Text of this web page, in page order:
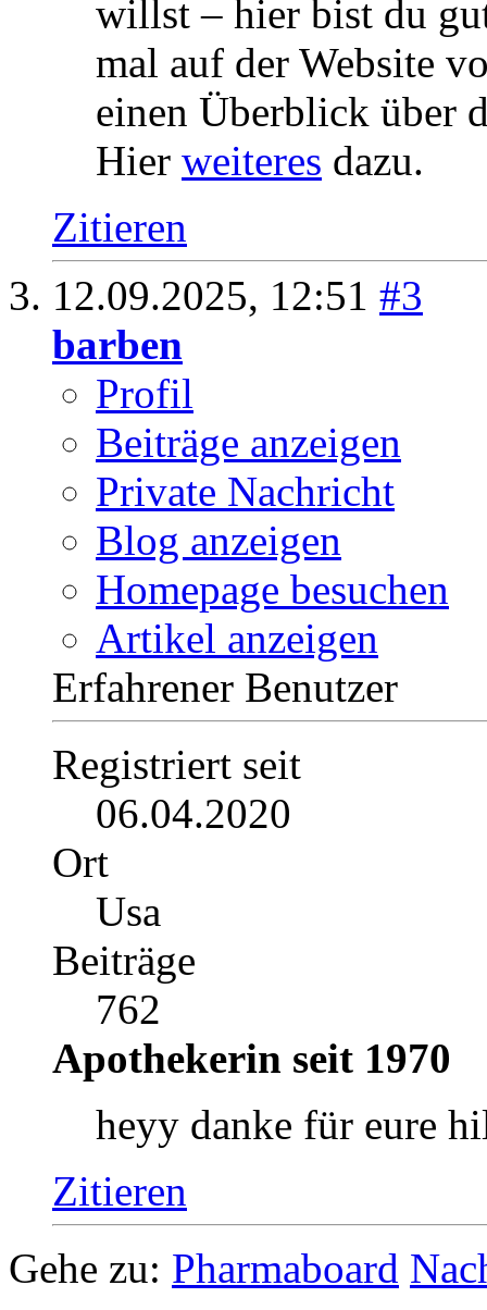
willst – hier bist du
mal auf der Website
einen Überblick über
Hier weiteres dazu.
Zitieren
12.09.2025, 12:51 #3
barben
Profil
Beiträge anzeigen
Private Nachricht
Blog anzeigen
Homepage besuchen
Artikel anzeigen
Erfahrener Benutzer
Registriert seit
06.04.2020
Ort
Usa
Beiträge
762
Apothekerin seit 1970
heyy danke für eure
Zitieren
Gehe zu: Pharmaboard